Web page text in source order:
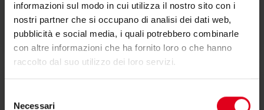
informazioni sul modo in cui utilizza il nostro sito con i
nostri partner che si occupano di analisi dei dati web,
pubblicità e social media, i quali potrebbero combinarle
con altre informazioni che ha fornito loro o che hanno
raccolto dal suo utilizzo dei loro servizi.
delNecessari
Testi di capitolato